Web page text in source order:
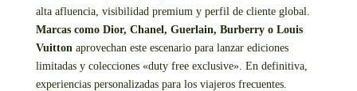
alta afluencia, visibilidad premium y perfil de cliente global.
Marcas como Dior, Chanel, Guerlain, Burberry o Louis
Vuitton aprovechan este escenario para lanzar ediciones
limitadas y colecciones «duty free exclusive». En definitiva,
experiencias personalizadas para los viajeros frecuentes.